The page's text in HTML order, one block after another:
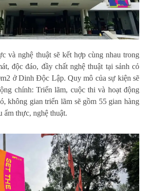
và nghệ thuật sẽ kết hợp cùng nhau trong
độc đáo, đầy chất nghệ thuật tại sảnh cỏ
ở Dinh Độc Lập. Quy mô của sự kiện sẽ
chính: Triển lãm, cuộc thi và hoạt động
không gian triển lãm sẽ gồm 55 gian hàng
ẩm thực, nghệ thuật.